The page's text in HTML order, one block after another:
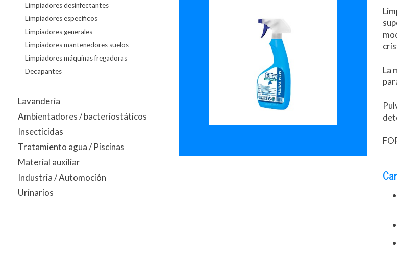
Limpiadores desinfectantes
Limpiadores específicos
Limpiadores generales
Limpiadores mantenedores suelos
Limpiadores máquinas fregadoras
Decapantes
Lavandería
Ambientadores / bacteriostáticos
Insecticidas
Tratamiento agua / Piscinas
Material auxiliar
Industria / Automoción
Urinarios
La